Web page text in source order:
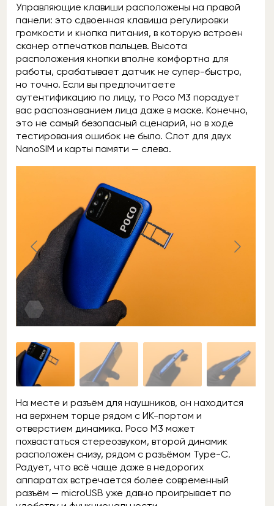
Управляющие клавиши расположены на правой
панели: это сдвоенная клавиша регулировки
громкости и кнопка питания, в которую встроен
сканер отпечатков пальцев. Высота
расположения кнопки вполне комфортна для
работы, срабатывает датчик не супер-быстро,
но точно. Если вы предпочитаете
аутентификацию по лицу, то Poco M3 порадует
вас распознаванием лица даже в маске. Конечно,
это не самый безопасный сценарий, но в ходе
тестирования ошибок не было. Слот для двух
NanoSIM и карты памяти — слева.
На месте и разъём для наушников, он находится
на верхнем торце рядом с ИК-портом и
отверстием динамика. Poco M3 может
похвастаться стереозвуком, второй динамик
расположен снизу, рядом с разъёмом Type-C.
Радует, что всё чаще даже в недорогих
аппаратах встречается более современный
разъём — microUSB уже давно проигрывает по